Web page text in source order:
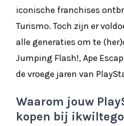
iconische franchises
Turismo. Toch zijn er
alle generaties om te
Jumping Flash!, Ape
de vroege jaren van
Waarom jouw
kopen bij